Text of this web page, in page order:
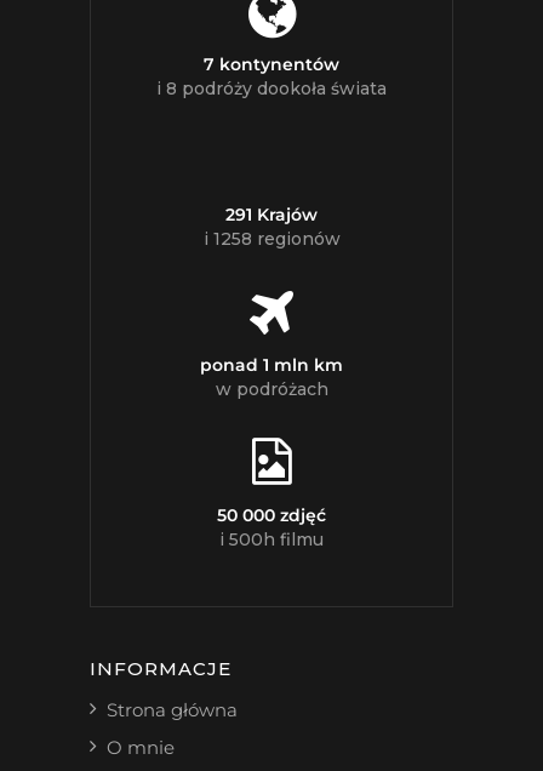
7 kontynentów
i 8 podróży dookoła świata
291 Krajów
i 1258 regionów
ponad 1 mln km
w podróżach
50 000 zdjęć
i 500h filmu
INFORMACJE
Strona główna
O mnie